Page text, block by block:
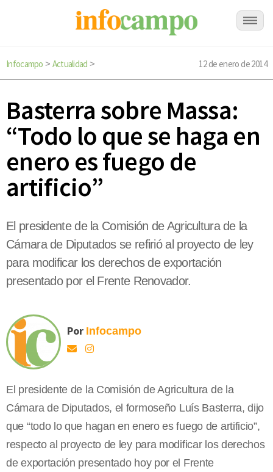
Infocampo > Actualidad > 12 de enero de 2014
Basterra sobre Massa:
“Todo lo que se haga en
enero es fuego de
artificio”
El presidente de la Comisión de Agricultura de la
Cámara de Diputados se refirió al proyecto de ley
para modificar los derechos de exportación
presentado por el Frente Renovador.
Por Infocampo
El presidente de la Comisión de Agricultura de la
Cámara de Diputados, el formoseño Luís Basterra, dijo
que “todo lo que hagan en enero es fuego de artificio”,
respecto al proyecto de ley para modificar los derechos
de exportación presentado hoy por el Frente